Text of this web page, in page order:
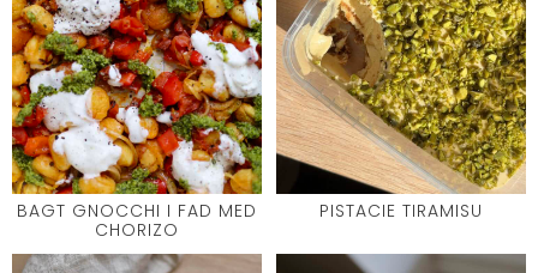
BAGT GNOCCHI I FAD MED
CHORIZO
PISTACIE TIRAMISU